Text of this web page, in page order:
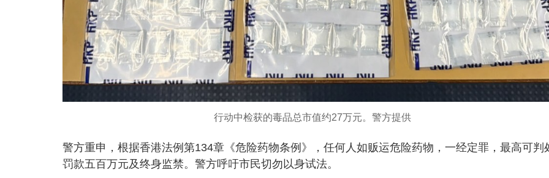
行动中检获的毒品总市值约27万元。警方提供
警方重申，根据香港法例第134章《危险药物条例》，任何人如贩运危险药物，一经定罪，最高可判
罚款五百万元及终身监禁。警方呼吁市民切勿以身试法。